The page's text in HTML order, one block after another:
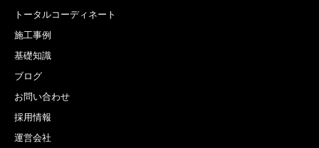
トータルコーディネート
施工事例
基礎知識
ブログ
お問い合わせ
採用情報
運営会社